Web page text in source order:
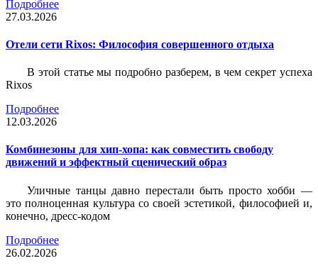
Подробнее
27.03.2026
Отели сети Rixos: Философия совершенного отдыха
В этой статье мы подробно разберем, в чем секрет успеха
Rixos
Подробнее
12.03.2026
Комбинезоны для хип-хопа: как совместить свободу
движений и эффектный сценический образ
Уличные танцы давно перестали быть просто хобби —
это полноценная культура со своей эстетикой, философией и,
конечно, дресс-кодом
Подробнее
26.02.2026